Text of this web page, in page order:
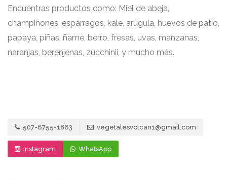
Encuentras productos como: Miel de abeja,
champiñones, espárragos, kale, arúgula, huevos de patio,
papaya, piñas, ñame, berro, fresas, uvas, manzanas,
naranjas, berenjenas, zucchinii, y mucho más.
507-6755-1863 vegetalesvolcan1@gmail.com
Instagram WhatsApp